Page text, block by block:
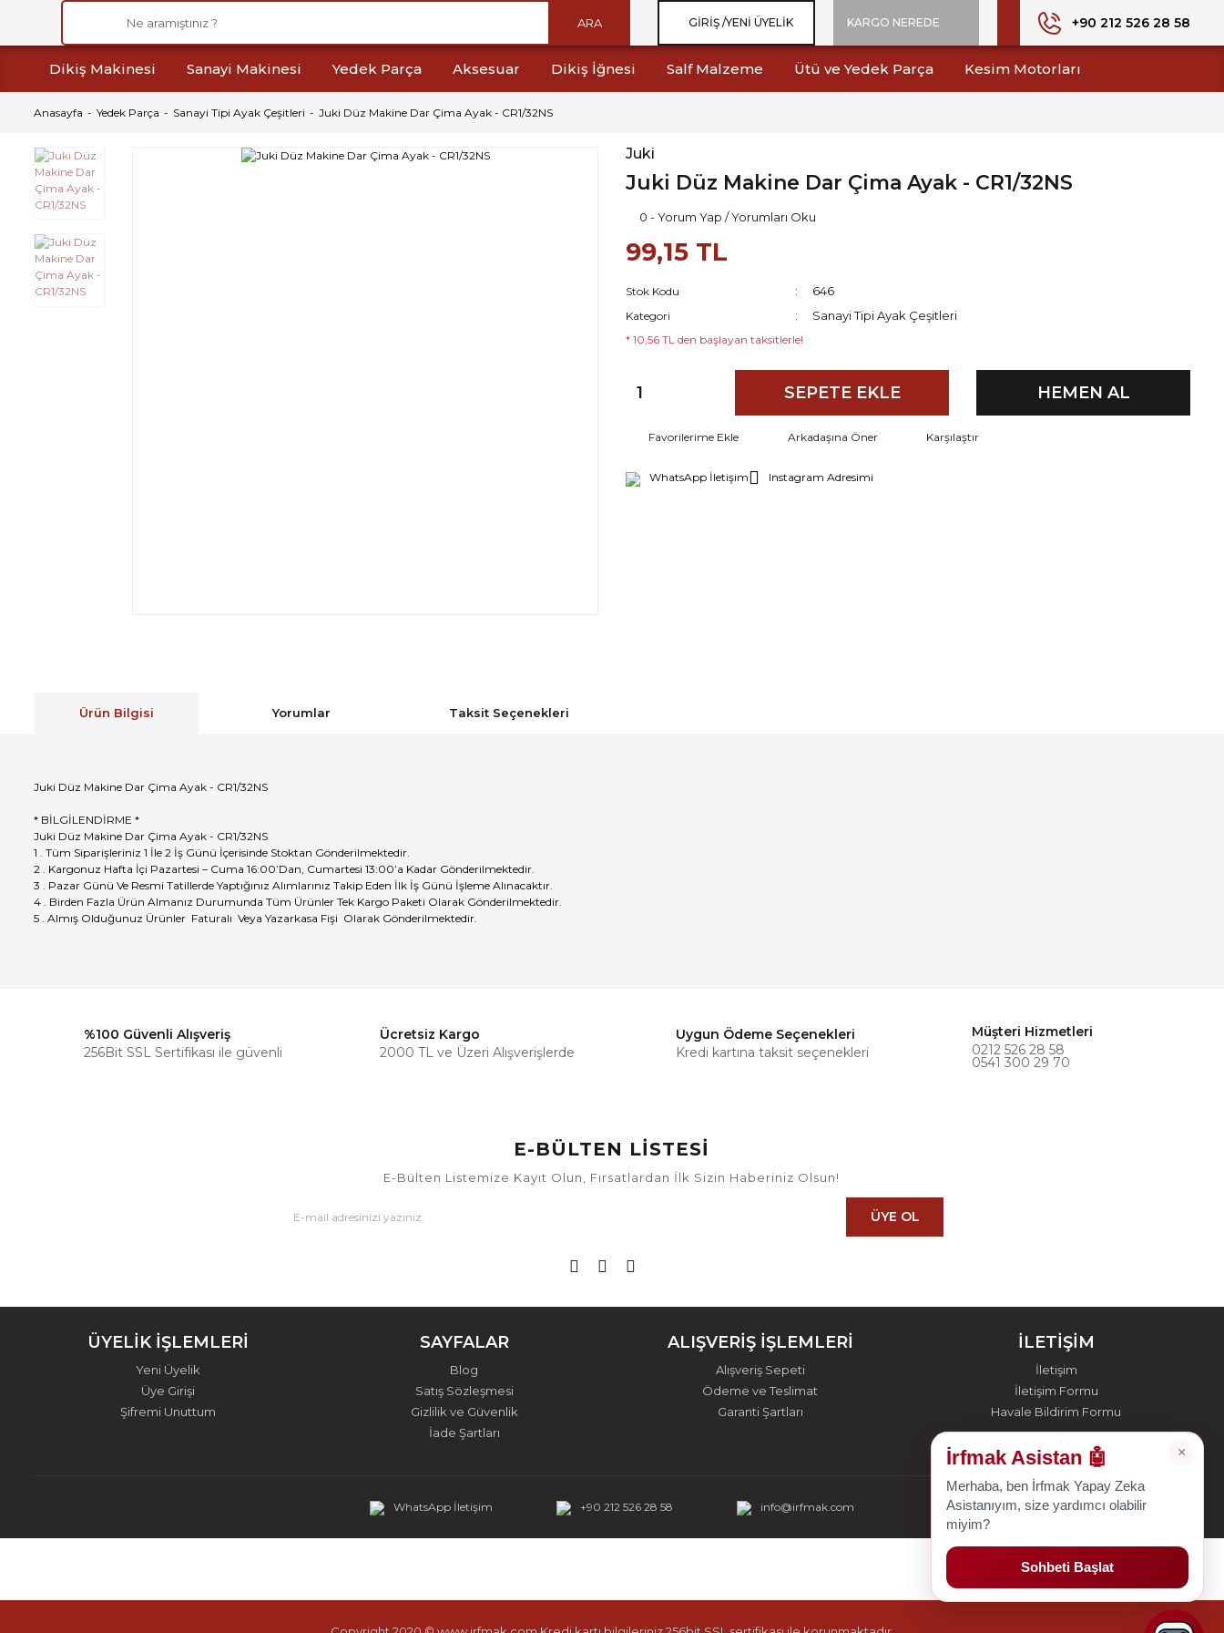
ARA GIRIŞ /YENI ÜYELIK KARGO NEREDE +90 212 526 28 58
Dikiş Makinesi Sanayi Makinesi Yedek Parça Aksesuar Dikiş İğnesi Salf Malzeme Ütü ve Yedek Parça Kesim Motorları
Anasayfa Yedek Parça Sanayi Tipi Ayak Çeşitleri Juki Düz Makine Dar Çima Ayak - CR1/32NS
Juki
Juki Düz Makine Dar Çima Ayak - CR1/32NS
0 - Yorum Yap / Yorumları Oku
99,15 TL
Stok Kodu 646
Kategori Sanayi Tipi Ayak Çeşitleri
* 10,56 TL den başlayan taksitlerle!
SEPETE EKLE HEMEN AL
Arkadaşına Öner Karşılaştır
WhatsApp İletişim Instagram Adresimi
Ürün Bilgisi Yorumlar Taksit Seçenekleri
Juki Düz Makine Dar Çima Ayak - CR1/32NS
* BİLGİLENDİRME *
Juki Düz Makine Dar Çima Ayak - CR1/32NS
1 . Tüm Siparişleriniz 1 İle 2 İş Günü İçerisinde Stoktan Gönderilmektedir.
2 . Kargonuz Hafta İçi Pazartesi – Cuma 16:00’Dan, Cumartesi 13:00’a Kadar Gönderilmektedir.
3 . Pazar Günü Ve Resmi Tatillerde Yaptığınız Alımlarınız Takip Eden İlk İş Günü İşleme Alınacaktır.
4 . Birden Fazla Ürün Almanız Durumunda Tüm Ürünler Tek Kargo Paketi Olarak Gönderilmektedir.
5 . Almış Olduğunuz Ürünler Faturalı Veya Yazarkasa Fişi Olarak Gönderilmektedir.
Bu ürüne ilk yorumu siz yapın!
%100 Güvenli Alışveriş
256Bit SSL Sertifikası ile güvenli
Ücretsiz Kargo
2000 TL ve Üzeri Alışverişlerde
Uygun Ödeme Seçenekleri
Kredi kartına taksit seçenekleri
Müşteri Hizmetleri
0212 526 28 58
0541 300 29 70
E-BÜLTEN LİSTESİ
E-Bülten Listemize Kayıt Olun, Fırsatlardan İlk Sizin Haberiniz Olsun!
ÜYE OL
ÜYELİK İŞLEMLERİ
Yeni Üyelik
Üye Girişi
Şifremi Unuttum
SAYFALAR
Blog
Satış Sözleşmesi
Gizlilik ve Güvenlik
İade Şartları
ALIŞVERİŞ İŞLEMLERİ
Alışveriş Sepeti
Ödeme ve Teslimat
Garanti Şartları
İLETİŞİM
İletişim
İletişim Formu
Havale Bildirim Formu
WhatsApp İletişim +90 212 526 28 58 info@irfmak.com
×
İrfmak Asistan 🤖
Merhaba, ben İrfmak Yapay Zeka
Asistanıyım, size yardımcı olabilir
miyim?
Sohbeti Başlat